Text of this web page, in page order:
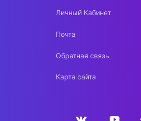
Личный Кабинет
Почта
Обратная связь
Карта сайта